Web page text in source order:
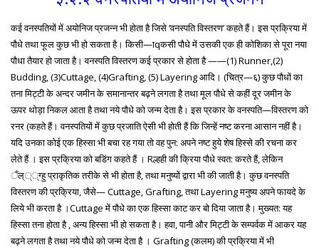
कई वनस्पतियों में अयोनिज प्रजन्न भी होता है जिसे ‘वनस्पति विस्तरण’ कहते हैं। इस प्रक्रिया में
पौधे तथा फूल कुछ भी हो सकता है। किसी—ाqकसी पौधे में उसकी एक ही कोशिका से पूरा नया
पौधा तैयार हो जाता है। वनस्पति विस्तरण कई प्रकार से होता है ——(1) Runner,(2)
Budding, (3)Cuttage, (4)Grafting, (5) Layering आदि। (चित्र—६) कुछ पौधों का
तना मिट्टी के अन्दर जमीन के समानान्तर बढ़ने लगता है तथा मूल पौधे से कहीं दूर जमीन के
ऊपर थोड़ा निकल आता है तथा नये पौधे को जन्म देता है। इस प्रकार के वनस्पति—विस्तरण को
रनर (कहते हैं। वनस्पतियों में कुछ प्रजाति ऐसी भी होती हैं कि जिन्हें नष्ट करना आसान नहीं है।
यदि उनका कोई एक हिस्सा भी बचा रह गया तो वह पुन: अपने नष्ट हुये शेष हिस्से की रचना कर
लेते हैं । इस प्रक्रिया को बडिंग कहते हैं । Rल्हही की क्रिया पौधे स्वत: करते हैं, लेकिन
ँल्््ग्हु प्राकृतिक तरीके से भी होता है, तथा मनुष्यों द्वारा भी की जाती है। कुछ वनस्पति
विस्तरण की प्रक्रिया, जैसे— Cuttage, Grafting, तथा Layering मनुष्य अपने फायदे के
लिये भी करता है ।Cuttage में पौधे का एक हिस्सा काट कर बो दिया जाता है। मुख्यत: यह
हिस्सा तना होता है , अन्य हिस्सा भी हो सकता है। हवा, पानी और मिट्टी के सम्पर्वक में आकर यह
बढ़ने लगता है तथा नये पौधे को जन्म देता है । Grafting (कलम) की प्रक्रिया में भी